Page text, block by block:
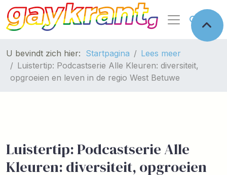
U bevindt zich hier: Startpagina
Lees meer
Luistertip: Podcastserie Alle Kleuren: diversiteit,
opgroeien en leven in de regio West Betuwe
Luistertip: Podcastserie Alle
Kleuren: diversiteit, opgroeien